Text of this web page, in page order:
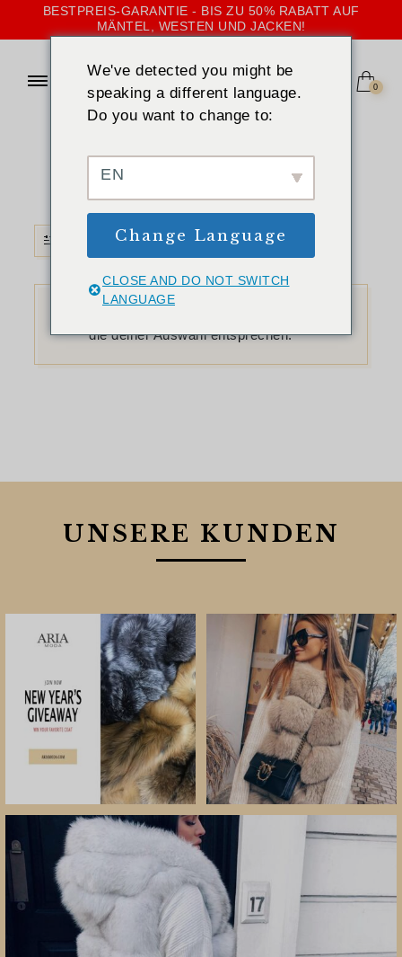
BESTPREIS-GARANTIE - BIS ZU 50% RABATT AUF
MÄNTEL, WESTEN UND JACKEN!
0
die deiner Auswahl entsprechen.
UNSERE KUNDEN
We've detected you might be
speaking a different language.
Do you want to change to:
EN
Change Language
CLOSE AND DO NOT SWITCH
LANGUAGE